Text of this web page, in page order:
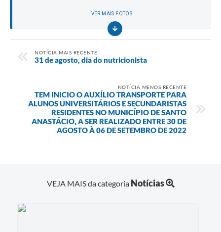
VER MAIS FOTOS
NOTÍCIA MAIS RECENTE
31 de agosto, dia do nutricionista
NOTÍCIA MENOS RECENTE
TEM INICIO O AUXÍLIO TRANSPORTE PARA
ALUNOS UNIVERSITÁRIOS E SECUNDARISTAS
RESIDENTES NO MUNICÍPIO DE SANTO
ANASTÁCIO, A SER REALIZADO ENTRE 30 DE
AGOSTO À 06 DE SETEMBRO DE 2022
VEJA MAIS da categoria Notícias